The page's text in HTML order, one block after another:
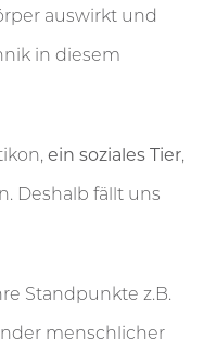
auswirkt und
in diesem
ein soziales Tier,
Deshalb fällt uns
Standpunkte z.B.
menschlicher